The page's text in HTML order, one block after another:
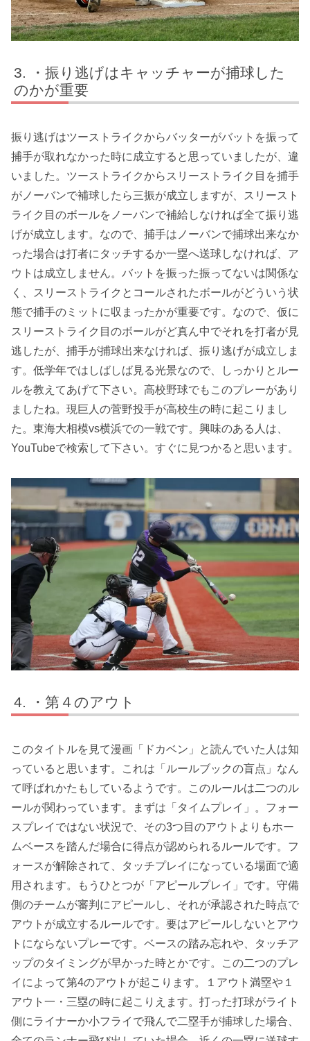
・振り逃げはキャッチャーが捕球した
のかが重要
振り逃げはツーストライクからバッターがバットを振って
捕手が取れなかった時に成立すると思っていましたが、違
いました。ツーストライクからスリーストライク目を捕手
がノーバンで補球したら三振が成立しますが、スリースト
ライク目のボールをノーバンで補給しなければ全て振り逃
げが成立します。なので、捕手はノーバンで捕球出来なか
った場合は打者にタッチするか一塁へ送球しなければ、ア
ウトは成立しません。バットを振った振ってないは関係な
く、スリーストライクとコールされたボールがどういう状
態で捕手のミットに収まったかが重要です。なので、仮に
スリーストライク目のボールがど真ん中でそれを打者が見
逃したが、捕手が捕球出来なければ、振り逃げが成立しま
す。低学年ではしばしば見る光景なので、しっかりとルー
ルを教えてあげて下さい。高校野球でもこのプレーがあり
ましたね。現巨人の菅野投手が高校生の時に起こりまし
た。東海大相模vs横浜での一戦です。興味のある人は、
YouTubeで検索して下さい。すぐに見つかると思います。
・第４のアウト
このタイトルを見て漫画「ドカベン」と読んでいた人は知
っていると思います。これは「ルールブックの盲点」なん
て呼ばれかたもしているようです。このルールは二つのル
ールが関わっています。まずは「タイムプレイ」。フォー
スプレイではない状況で、その3つ目のアウトよりもホー
ムベースを踏んだ場合に得点が認められるルールです。フ
ォースが解除されて、タッチプレイになっている場面で適
用されます。もうひとつが「アピールプレイ」です。守備
側のチームが審判にアピールし、それが承認された時点で
アウトが成立するルールです。要はアピールしないとアウ
トにならないプレーです。ベースの踏み忘れや、タッチア
ップのタイミングが早かった時とかです。この二つのプレ
イによって第4のアウトが起こります。１アウト満塁や１
アウト一・三塁の時に起こりえます。打った打球がライト
側にライナーか小フライで飛んで二塁手が捕球した場合、